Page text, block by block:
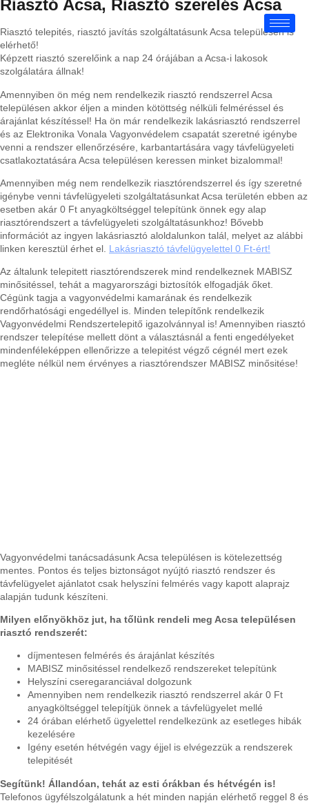
Riasztó Acsa, Riasztó szerelés Acsa
Riasztó telepités, riasztó javítás szolgáltatásunk Acsa településen is
elérhető!
Képzett riasztó szerelőink a nap 24 órájában a Acsa-i lakosok
szolgálatára állnak!
Amennyiben ön még nem rendelkezik riasztó rendszerrel Acsa
településen akkor éljen a minden kötöttség nélküli felméréssel és
árajánlat készítéssel! Ha ön már rendelkezik lakásriasztó rendszerrel
és az Elektronika Vonala Vagyonvédelem csapatát szeretné igénybe
venni a rendszer ellenőrzésére, karbantartására vagy távfelügyeleti
csatlakoztatására Acsa településen keressen minket bizalommal!
Amennyiben még nem rendelkezik riasztórendszerrel és így szeretné
igénybe venni távfelügyeleti szolgáltatásunkat Acsa területén ebben az
esetben akár 0 Ft anyagköltséggel telepítünk önnek egy alap
riasztórendszert a távfelügyeleti szolgáltatásunkhoz! Bővebb
információt az ingyen lakásriasztó aloldalunkon talál, melyet az alábbi
linken keresztül érhet el. Lakásriasztó távfelügyelettel 0 Ft-ért!
Az általunk telepitett riasztórendszerek mind rendelkeznek MABISZ
minősitéssel, tehát a magyarországi biztosítók elfogadják őket.
Cégünk tagja a vagyonvédelmi kamarának és rendelkezik
rendőrhatósági engedéllyel is. Minden telepítőnk rendelkezik
Vagyonvédelmi Rendszertelepitő igazolvánnyal is! Amennyiben riasztó
rendszer telepítése mellett dönt a választásnál a fenti engedélyeket
mindenféleképpen ellenőrizze a telepitést végző cégnél mert ezek
megléte nélkül nem érvényes a riasztórendszer MABISZ minősitése!
Vagyonvédelmi tanácsadásunk Acsa településen is kötelezettség
mentes. Pontos és teljes biztonságot nyújtó riasztó rendszer és
távfelügyelet ajánlatot csak helyszíni felmérés vagy kapott alaprajz
alapján tudunk készíteni.
Milyen előnyökhöz jut, ha tőlünk rendeli meg Acsa településen
riasztó rendszerét:
díjmentesen felmérés és árajánlat készítés
MABISZ minősitéssel rendelkező rendszereket telepítünk
Helyszíni cseregaranciával dolgozunk
Amennyiben nem rendelkezik riasztó rendszerrel akár 0 Ft
anyagköltséggel telepítjük önnek a távfelügyelet mellé
24 órában elérhető ügyelettel rendelkezünk az esetleges hibák
kezelésére
Igény esetén hétvégén vagy éjjel is elvégezzük a rendszerek
telepitését
Segítünk! Állandóan, tehát az esti órákban és hétvégén is!
Telefonos ügyfélszolgálatunk a hét minden napján elérhető reggel 8 és